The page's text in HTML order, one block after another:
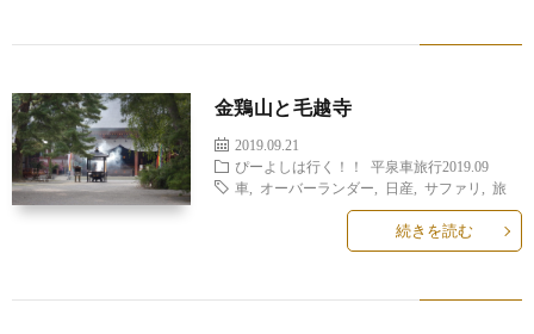
金鶏山と毛越寺
2019.09.21
ぴーよしは行く！！
平泉車旅行2019.09
車
オーバーランダー 日産, サファリ 旅
続きを読む